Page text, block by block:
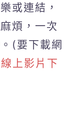
或連結，
煩，一次
(要下載網
上影片下